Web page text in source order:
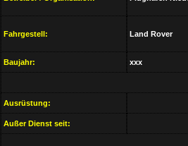
Fahrgestell: Land Rover
Baujahr: xxx
Ausrüstung:
Außer Dienst seit: